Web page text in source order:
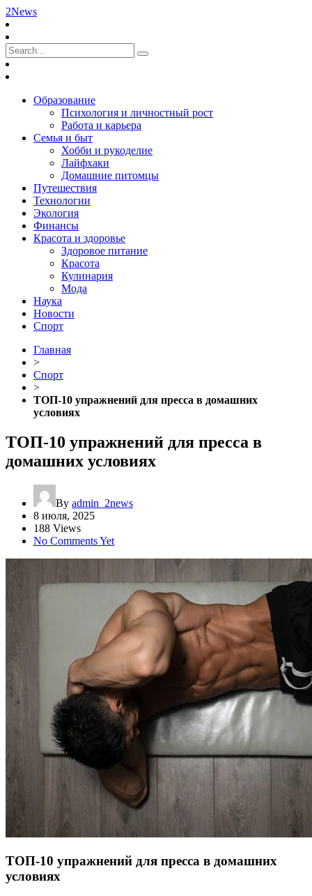
2News
Образование
Психология и личностный рост
Работа и карьера
Семья и быт
Хобби и рукоделие
Лайфхаки
Домашние питомцы
Путешествия
Технологии
Экология
Финансы
Красота и здоровье
Здоровое питание
Красота
Кулинария
Мода
Наука
Новости
Спорт
Главная
>
Спорт
>
ТОП-10 упражнений для пресса в домашних
условиях
ТОП-10 упражнений для пресса в
домашних условиях
By admin_2news
8 июля, 2025
188 Views
No Comments Yet
ТОП-10 упражнений для пресса в домашних
условиях